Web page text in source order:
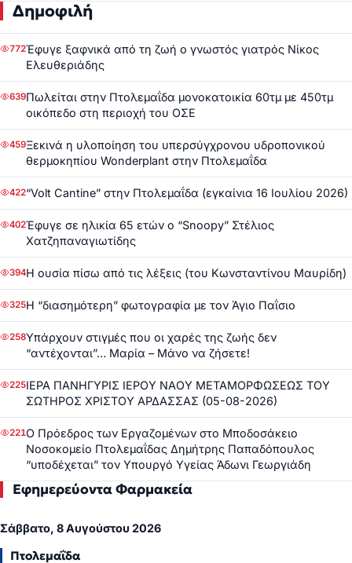
Δημοφιλή
772Έφυγε ξαφνικά από τη ζωή ο γνωστός γιατρός Νίκος
Ελευθεριάδης
639Πωλείται στην Πτολεμαΐδα μονοκατοικία 60τμ με 450τμ
οικόπεδο στη περιοχή του ΟΣΕ
459Ξεκινά η υλοποίηση του υπερσύγχρονου υδροπονικού
θερμοκηπίου Wonderplant στην Πτολεμαΐδα
422“Volt Cantine” στην Πτολεμαΐδα (εγκαίνια 16 Ιουλίου 2026)
402Έφυγε σε ηλικία 65 ετών ο “Snoopy” Στέλιος
Χατζηπαναγιωτίδης
394Η ουσία πίσω από τις λέξεις (του Κωνσταντίνου Μαυρίδη)
325Η “διασημότερη” φωτογραφία με τον Άγιο Παΐσιο
258Υπάρχουν στιγμές που οι χαρές της ζωής δεν
“αντέχονται”… Μαρία – Μάνο να ζήσετε!
225ΙΕΡΑ ΠΑΝΗΓΥΡΙΣ ΙΕΡΟΥ ΝΑΟΥ ΜΕΤΑΜΟΡΦΩΣΕΩΣ ΤΟΥ
ΣΩΤΗΡΟΣ ΧΡΙΣΤΟΥ ΑΡΔΑΣΣΑΣ (05-08-2026)
221Ο Πρόεδρος των Εργαζομένων στο Μποδοσάκειο
Νοσοκομείο Πτολεμαΐδας Δημήτρης Παπαδόπουλος
“υποδέχεται” τον Υπουργό Υγείας Άδωνι Γεωργιάδη
Εφημερεύοντα Φαρμακεία
Σάββατο, 8 Αυγούστου 2026
Πτολεμαΐδα